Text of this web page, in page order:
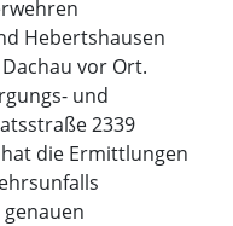
Hebertshausen
vor Ort.
und
2339
die Ermittlungen